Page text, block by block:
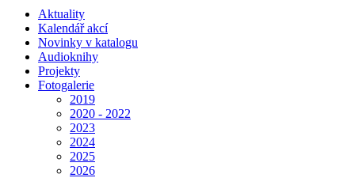
Aktuality
Kalendář akcí
Novinky v katalogu
Audioknihy
Projekty
Fotogalerie
2019
2020 - 2022
2023
2024
2025
2026